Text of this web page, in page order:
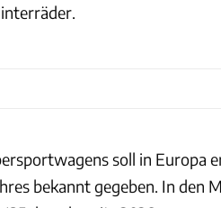
soll in Europa
bekannt gegeben. In den